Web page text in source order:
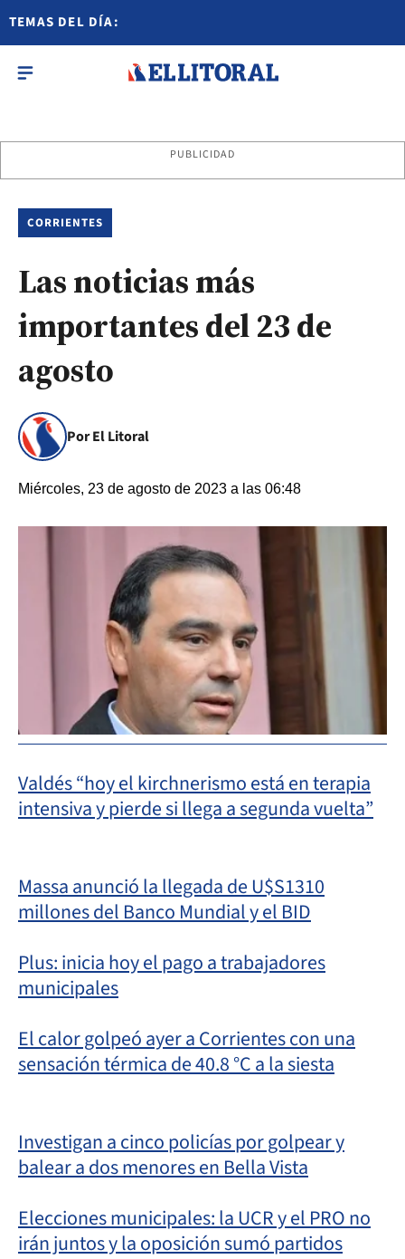
TEMAS DEL DÍA:
PUBLICIDAD
CORRIENTES
Las noticias más
importantes del 23 de
agosto
Por El Litoral
Miércoles, 23 de agosto de 2023 a las 06:48
Valdés “hoy el kirchnerismo está en terapia
intensiva y pierde si llega a segunda vuelta”
Massa anunció la llegada de U$S1310
millones del Banco Mundial y el BID
Plus: inicia hoy el pago a trabajadores
municipales
El calor golpeó ayer a Corrientes con una
sensación térmica de 40.8 °C a la siesta
Investigan a cinco policías por golpear y
balear a dos menores en Bella Vista
Elecciones municipales: la UCR y el PRO no
irán juntos y la oposición sumó partidos